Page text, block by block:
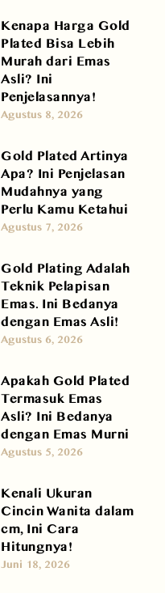
Kenapa Harga Gold
Plated Bisa Lebih
Murah dari Emas
Asli? Ini
Penjelasannya!
Agustus 8, 2026
Gold Plated Artinya
Apa? Ini Penjelasan
Mudahnya yang
Perlu Kamu Ketahui
Agustus 7, 2026
Gold Plating Adalah
Teknik Pelapisan
Emas. Ini Bedanya
dengan Emas Asli!
Agustus 6, 2026
Apakah Gold Plated
Termasuk Emas
Asli? Ini Bedanya
dengan Emas Murni
Agustus 5, 2026
Kenali Ukuran
Cincin Wanita dalam
cm, Ini Cara
Hitungnya!
Juni 18, 2026